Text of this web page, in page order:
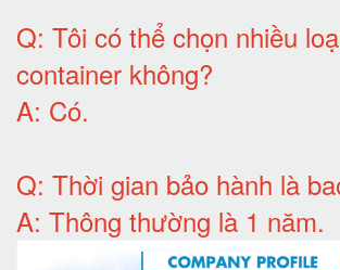
Q: Tôi có thể chọn nhiều
container không?
A: Có.
Q: Thời gian bảo hành là
A: Thông thường là 1 năm.